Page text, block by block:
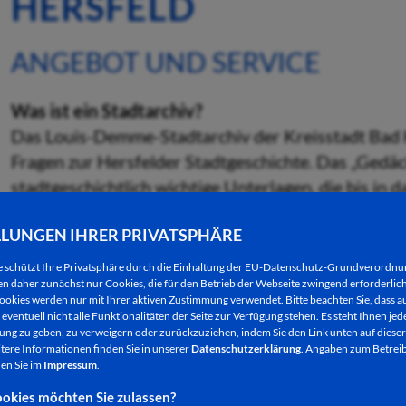
IHRER PRIVATSPHÄRE
schützt Ihre Privatsphäre durch die Einhaltung der EU-Datenschutz-
daher zunächst nur Cookies, die für den Betrieb der Webseite zwingend
werden nur mit Ihrer aktiven Zustimmung verwendet. Bitte beachten Sie, dass
nicht alle Funktionalitäten der Seite zur Verfügung stehen. Es steht Ihnen
zu geben, zu verweigern oder zurückzuziehen, indem Sie den Link unten auf
Informationen finden Sie in unsererDatenschutzerklärung. Angaben zum
Sie im Impressum.
möchten Sie zulassen?
ANGEBOT UND SERVICE
Was ist ein Stadtarchiv?
Das Louis-Demme-Stadtarchiv der Kreisstadt
Fragen zur Hersfelder Stadtgeschichte. Das
stadtgeschichtlich wichtige Unterlagen, die bis in
Aufgabe des Stadtarchivs ist die systematische
Schrift-, Bild- und Tonträgern sowie
anderen Institutionen (Verbänden, Unternehmen)
der Archivbestände für uns heute und unsere
zu erhalten.
Benannt ist es nach dem ersten Stadtarchivar,
Jahrhundert eine erste Ordnung und
genommen hat. Von ihm ist außerdem eine